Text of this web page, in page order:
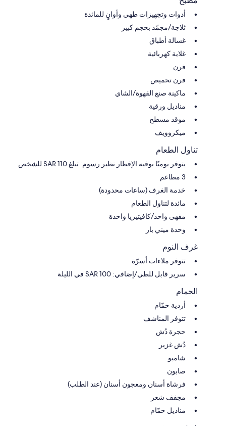
أدوات وتجهيزات طهي وأوانٍ للمائدة
ثلاجة/مجمّد بحجم كبير
غسالة أطباق
غلاية كهربائية
فرن
فرن تحميص
ماكينة صنع القهوة/الشاي
مناديل ورقية
موقد مسطح
ميكروويف
تناول الطعام
يتوفر يوميًا بوفيه الإفطار نظير رسوم: تبلغ 110 SAR للشخص
3 مطاعم
خدمة الغرف (ساعات محدودة)
مائدة لتناول الطعام
مقهى واحد/كافيتيريا واحدة
وحدة ميني بار
غرف النوم
تتوفر ملاءات أسرّة
سرير قابل للطي/إضافي: SAR 100 في الليلة
الحمام
أردية حمّام
تتوفر المناشف
حجرة دُش
دُش غزير
شامبو
صابون
فرشاة أسنان ومعجون أسنان (عند الطلب)
مجفف شعر
مناديل حمّام